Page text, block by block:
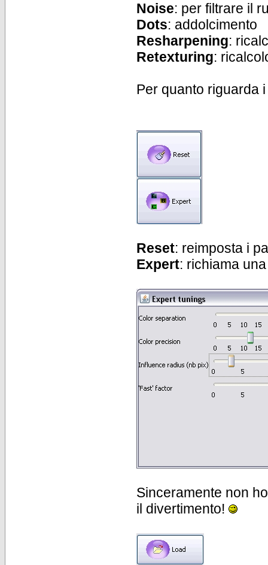
Noise: per filtrare il
Dots: addolcimento
Resharpening:
Retexturing:
Per quanto riguarda
Reset: reimposta i
Expert: richiama
Sinceramente non
il divertimento!